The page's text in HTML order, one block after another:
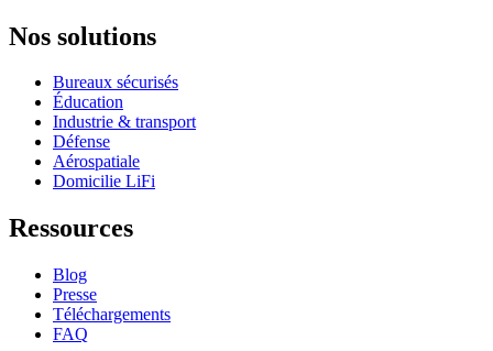
Nos solutions
Bureaux sécurisés
Éducation
Industrie & transport
Défense
Aérospatiale
Domicilie LiFi
Ressources
Blog
Presse
Téléchargements
FAQ